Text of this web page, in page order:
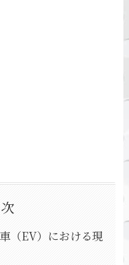
（EV）における現